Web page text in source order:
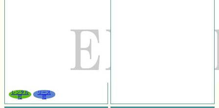
レンタル
可
リース
可